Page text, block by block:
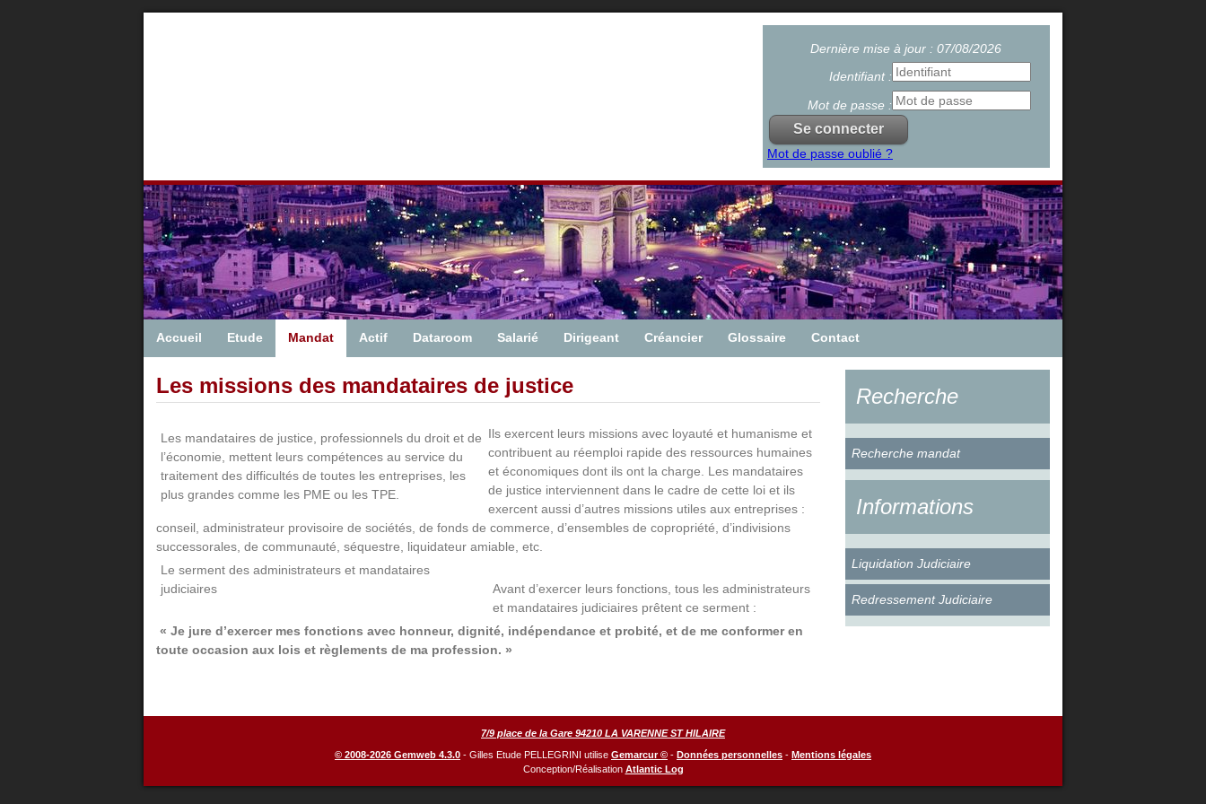
Dernière mise à jour : 07/08/2026
Identifiant :
Mot de passe :
Mot de passe oublié ?
Accueil Etude Mandat Actif Dataroom Salarié Dirigeant Créancier Glossaire Contact
Recherche
Recherche mandat
Informations
Liquidation Judiciaire
Redressement Judiciaire
Les missions des mandataires de justice
Les mandataires de justice, professionnels du droit et de
l’économie, mettent leurs compétences au service du
traitement des difficultés de toutes les entreprises, les
plus grandes comme les PME ou les TPE.
Ils exercent leurs missions avec loyauté et humanisme et
contribuent au réemploi rapide des ressources humaines
et économiques dont ils ont la charge. Les mandataires
de justice interviennent dans le cadre de cette loi et ils
exercent aussi d’autres missions utiles aux entreprises :
conseil, administrateur provisoire de sociétés, de fonds de commerce, d’ensembles de copropriété, d’indivisions
successorales, de communauté, séquestre, liquidateur amiable, etc.
Le serment des administrateurs et mandataires
judiciaires
Avant d’exercer leurs fonctions, tous les administrateurs
et mandataires judiciaires prêtent ce serment :
« Je jure d’exercer mes fonctions avec honneur, dignité, indépendance et probité, et de me conformer en
toute occasion aux lois et règlements de ma profession. »
7/9 place de la Gare 94210 LA VARENNE ST HILAIRE
© 2008-2026 Gemweb 4.3.0 - Gilles Etude PELLEGRINI utilise Gemarcur © - Données personnelles - Mentions légales
Conception/Réalisation Atlantic Log